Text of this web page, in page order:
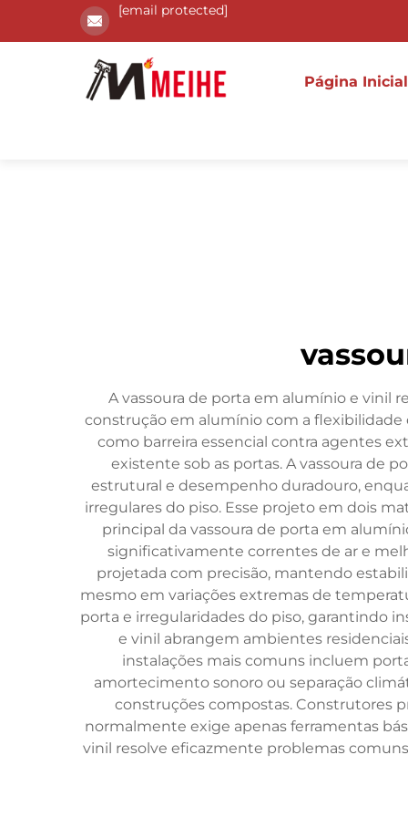
[email protected]
Página Inicial
A vassoura de porta em alumínio e vinil
construção em alumínio com a flexibilidade
como barreira essencial contra agentes
existente sob as portas. A vassoura de
estrutural e desempenho duradouro,
irregulares do piso. Esse projeto em dois
principal da vassoura de porta em
significativamente correntes de ar e
projetada com precisão, mantendo
mesmo em variações extremas de
porta e irregularidades do piso, garantindo
e vinil abrangem ambientes
instalações mais comuns incluem
amortecimento sonoro ou separação
construções compostas. Construtores
normalmente exige apenas ferramentas
vinil resolve eficazmente problemas